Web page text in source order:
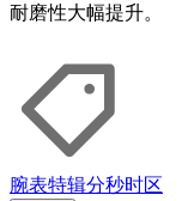
耐磨性大幅提升。
腕表特辑分秒时区